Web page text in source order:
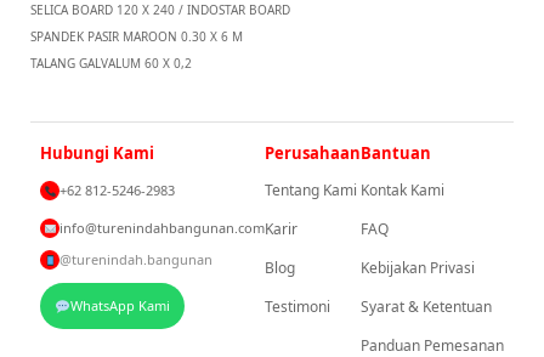
SELICA BOARD 120 X 240 / INDOSTAR BOARD
SPANDEK PASIR MAROON 0.30 X 6 M
TALANG GALVALUM 60 X 0,2
Hubungi Kami
+62 812-5246-2983
info@turenindahbangunan.com
@turenindah.bangunan
WhatsApp Kami
Perusahaan
Tentang Kami
Karir
Blog
Testimoni
Bantuan
Kontak Kami
FAQ
Kebijakan Privasi
Syarat & Ketentuan
Panduan Pemesanan